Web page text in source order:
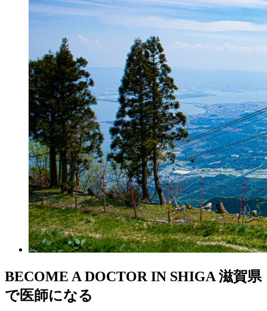
BECOME A DOCTOR IN SHIGA 滋賀県
で医師になる